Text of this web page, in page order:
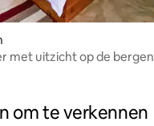
met uitzicht op de bergen
om te verkennen